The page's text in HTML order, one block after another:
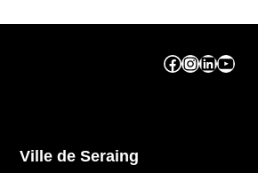
Facebook ville de seraing Instragram ville de seraing linkedin – ville de seraing YouTube
Ville de Seraing